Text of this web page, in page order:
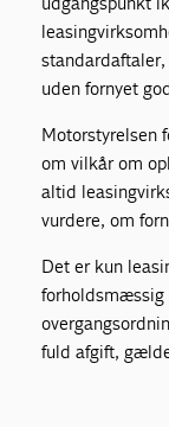
uden fornyet
Motorstyrelsen
om vilkår om
altid
vurdere, om
Det er kun
forholdsmæssig
fuld afgift,